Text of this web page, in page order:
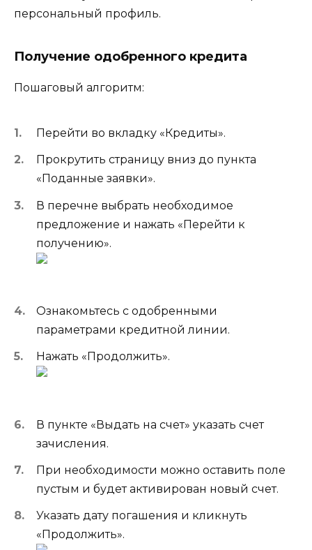
персональный профиль.
Получение одобренного кредита
Пошаговый алгоритм:
Перейти во вкладку «Кредиты».
Прокрутить страницу вниз до пункта
«Поданные заявки».
В перечне выбрать необходимое
предложение и нажать «Перейти к
получению».
Ознакомьтесь с одобренными
параметрами кредитной линии.
Нажать «Продолжить».
В пункте «Выдать на счет» указать счет
зачисления.
При необходимости можно оставить поле
пустым и будет активирован новый счет.
Указать дату погашения и кликнуть
«Продолжить».